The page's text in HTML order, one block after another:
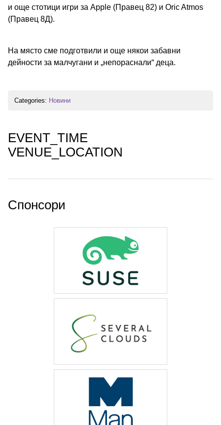
и още стотици игри за Apple (Правец 82) и Oric Atmos
(Правец 8Д).
На място сме подготвили и още някои забавни
дейности за малчугани и „непораснали“ деца.
Categories: Новини
EVENT_TIME
VENUE_LOCATION
Спонсори